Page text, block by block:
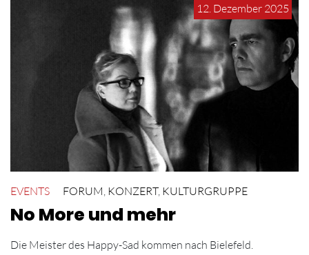
12. Dezember 2025
EVENTS FORUM, KONZERT, KULTURGRUPPE
No More und mehr
Die Meister des Happy-Sad kommen nach Bielefeld.